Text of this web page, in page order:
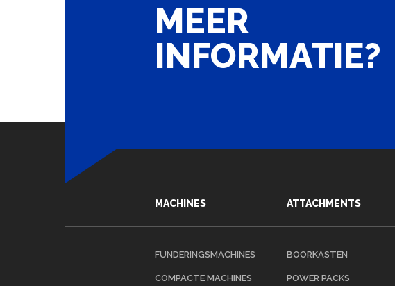
MEER
INFORMATIE?
MACHINES
FUNDERINGSMACHINES
COMPACTE MACHINES
ATTACHMENTS
BOORKASTEN
POWER PACKS